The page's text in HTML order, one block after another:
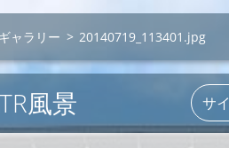
ャラリー > 20140719_113401.jpg
風景